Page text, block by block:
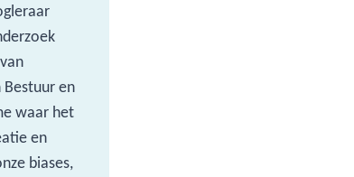
Bestuur en
waar het
en
biases,